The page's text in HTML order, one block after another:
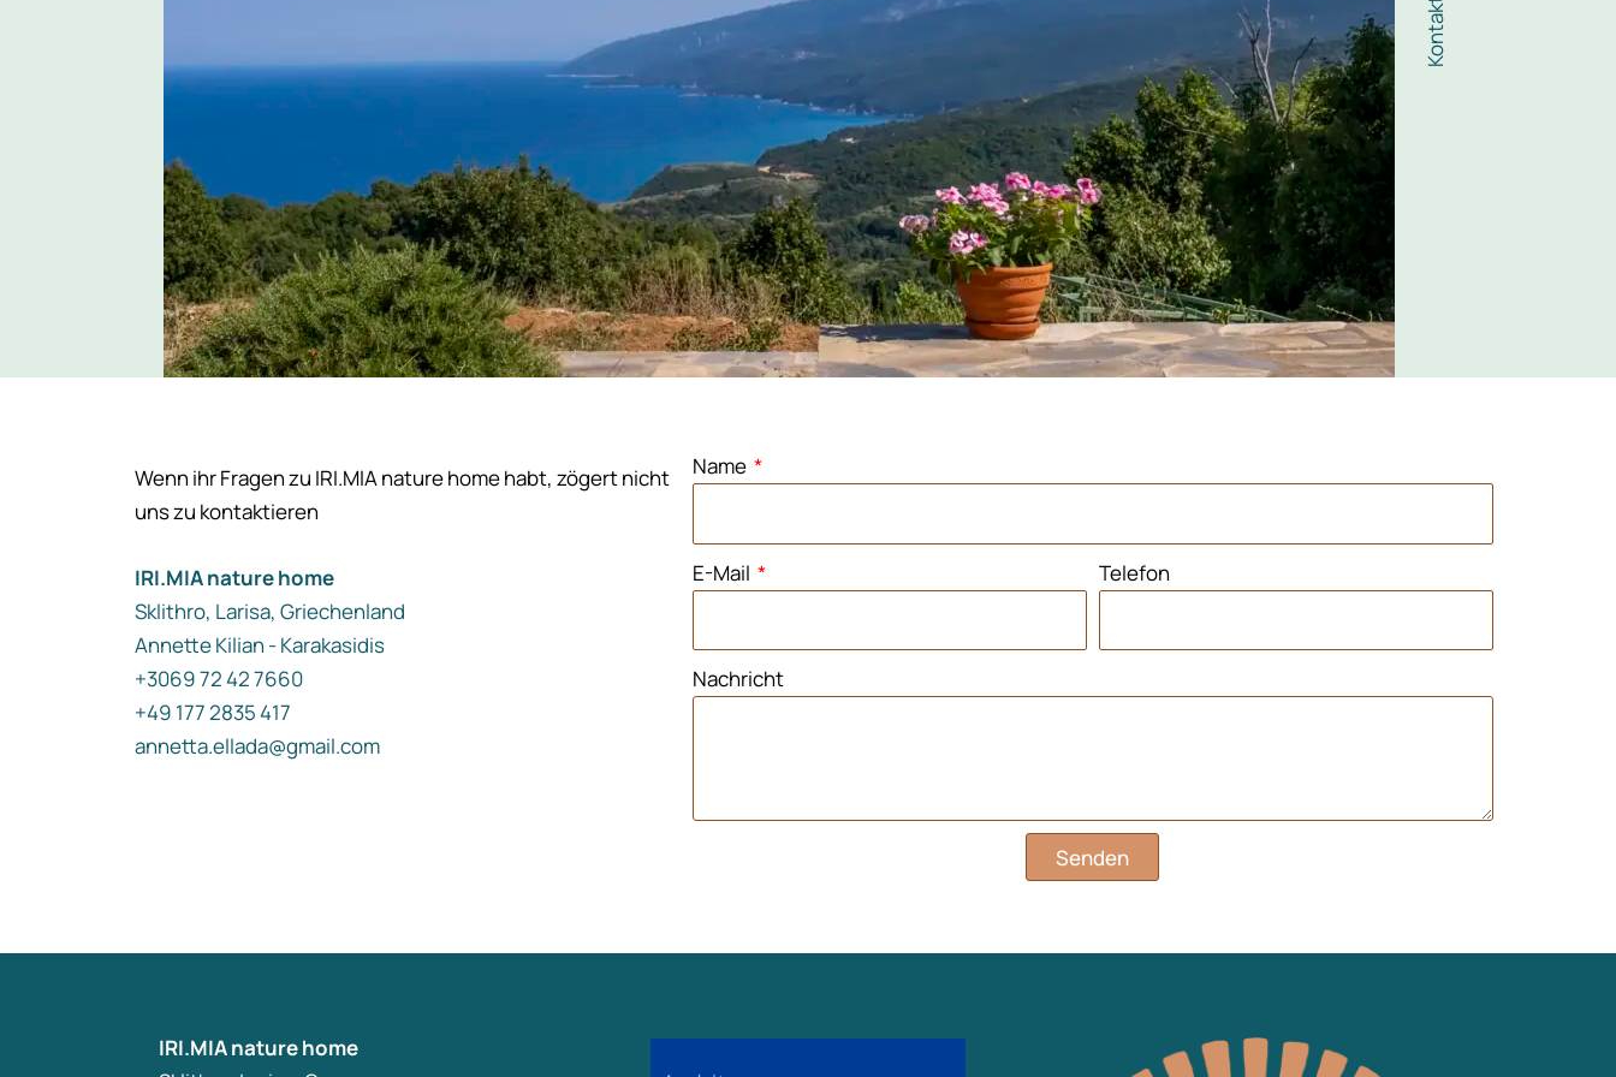
Kontakt
Wenn ihr Fragen zu IRI.MIA nature home habt, zögert nicht
uns zu kontaktieren
IRI.MIA nature home
Sklithro, Larisa, Griechenland
Annette Kilian - Karakasidis
+3069 72 42 7660
+49 177 2835 417
annetta.ellada@gmail.com
Name
E-Mail Telefon
Nachricht
Senden
IRI.MIA nature home